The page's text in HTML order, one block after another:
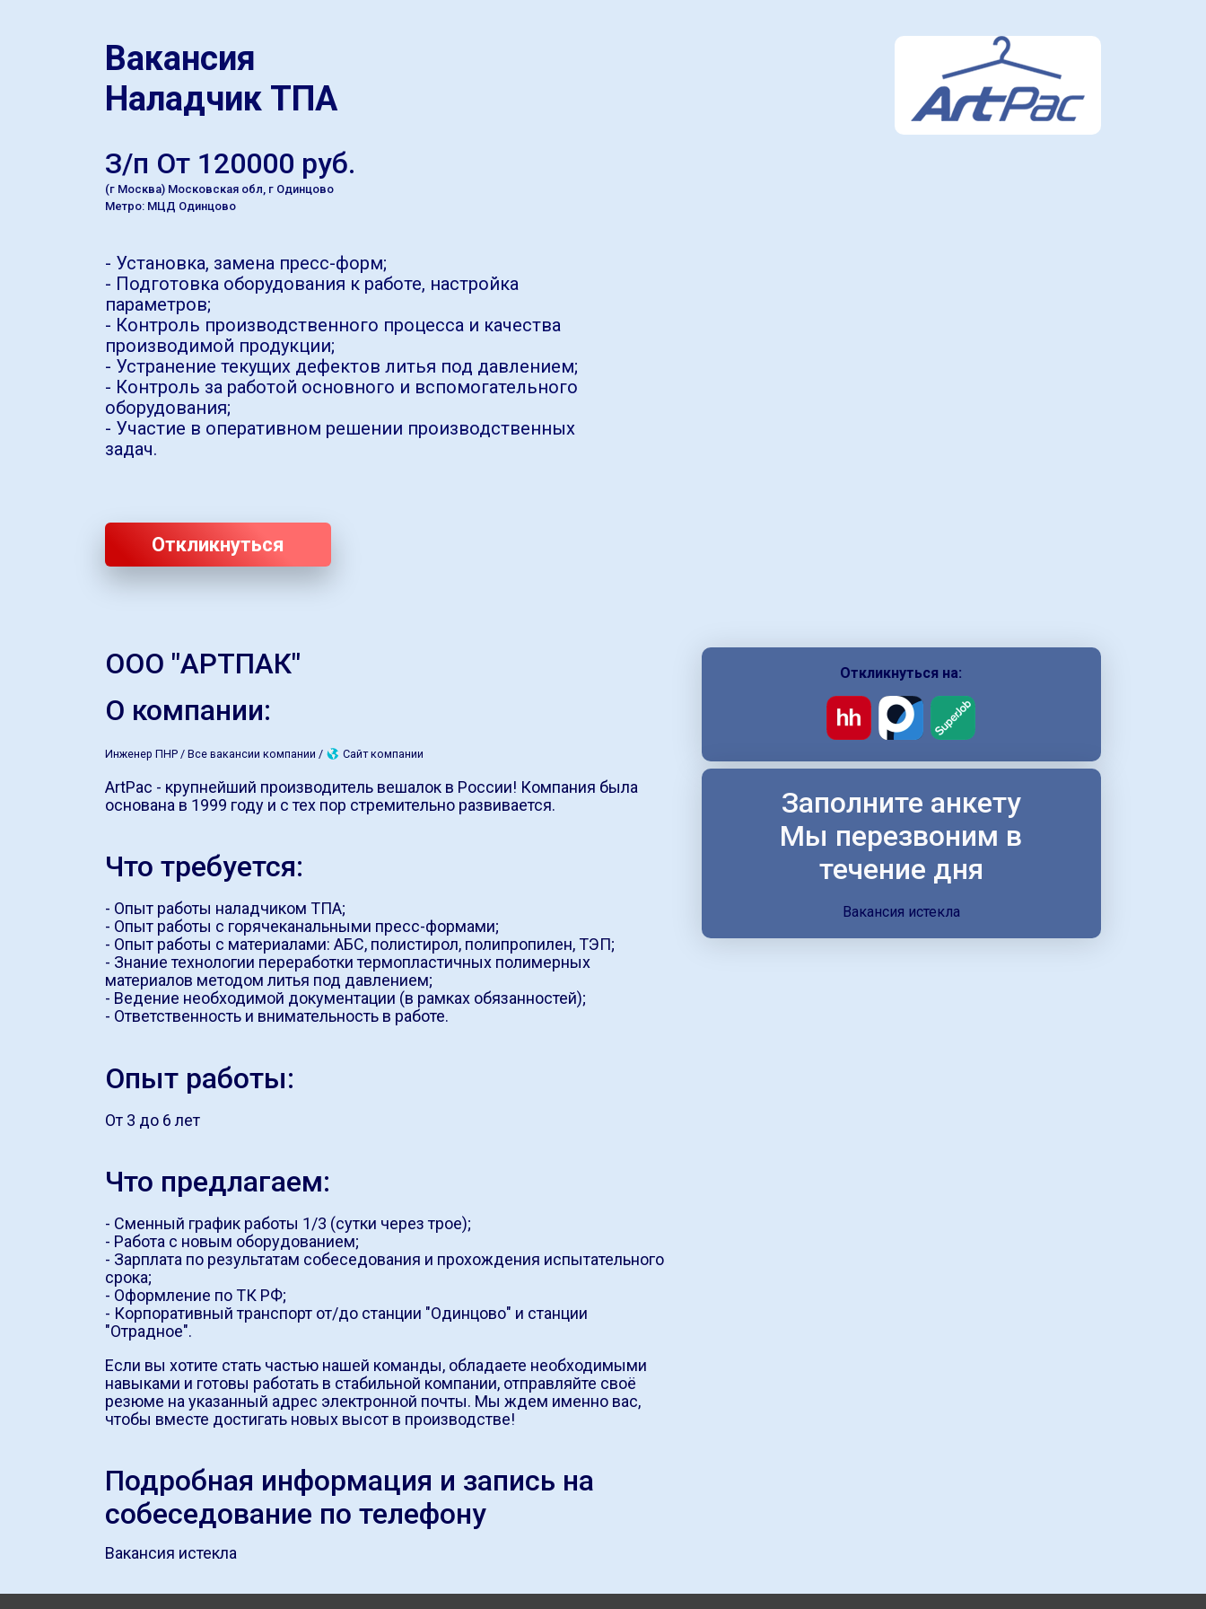
Вакансия
Наладчик ТПА
З/п От 120000 руб.
(г Москва) Московская обл, г Одинцово
Метро: МЦД Одинцово
- Установка, замена пресс-форм;
- Подготовка оборудования к работе, настройка
параметров;
- Контроль производственного процесса и качества
производимой продукции;
- Устранение текущих дефектов литья под давлением;
- Контроль за работой основного и вспомогательного
оборудования;
- Участие в оперативном решении производственных
задач.
Откликнуться
ООО "АРТПАК"
О компании:
Инженер ПНР / Все вакансии компании / Сайт компании
ArtPac - крупнейший производитель вешалок в России! Компания была
основана в 1999 году и с тех пор стремительно развивается.
Что требуется:
- Опыт работы наладчиком ТПА;
- Опыт работы с горячеканальными пресс-формами;
- Опыт работы с материалами: АБС, полистирол, полипропилен, ТЭП;
- Знание технологии переработки термопластичных полимерных
материалов методом литья под давлением;
- Ведение необходимой документации (в рамках обязанностей);
- Ответственность и внимательность в работе.
Опыт работы:
От 3 до 6 лет
Что предлагаем:
- Сменный график работы 1/3 (сутки через трое);
- Работа с новым оборудованием;
- Зарплата по результатам собеседования и прохождения испытательного
срока;
- Оформление по ТК РФ;
- Корпоративный транспорт от/до станции "Одинцово" и станции
"Отрадное".
Если вы хотите стать частью нашей команды, обладаете необходимыми
навыками и готовы работать в стабильной компании, отправляйте своё
резюме на указанный адрес электронной почты. Мы ждем именно вас,
чтобы вместе достигать новых высот в производстве!
Подробная информация и запись на
собеседование по телефону
Вакансия истекла
Откликнуться на:
Заполните анкету
Мы перезвоним в
течение дня
Вакансия истекла